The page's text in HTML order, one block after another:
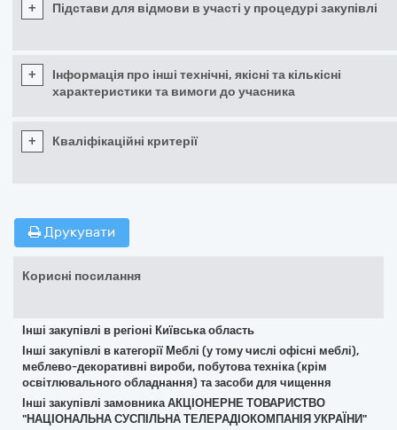
+ Підстави для відмови в участі у процедурі закупівлі
+
Інформація про інші технічні, якісні та кількісні
характеристики та вимоги до учасника
+ Кваліфікаційні критерії
Друкувати
Корисні посилання
Інші закупівлі в регіоні Київська область
Інші закупівлі в категорії Меблі (у тому числі офісні меблі),
меблево-декоративні вироби, побутова техніка (крім
освітлювального обладнання) та засоби для чищення
Інші закупівлі замовника АКЦІОНЕРНЕ ТОВАРИСТВО
"НАЦІОНАЛЬНА СУСПІЛЬНА ТЕЛЕРАДІОКОМПАНІЯ УКРАЇНИ"